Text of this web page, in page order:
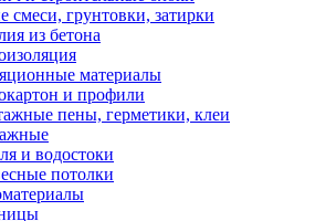
смеси, грунтовки, затирки
из бетона
материалы
и профили
пены, герметики, клеи
и водостоки
потолки